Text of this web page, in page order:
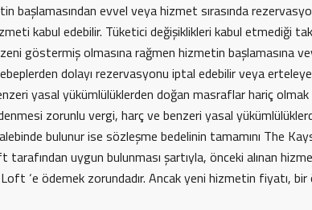
evvel veya hizmet sırasında
kabul edebilir. Tüketici değişiklikleri kabul etmediği
göstermiş olmasına rağmen hizmetin başlamasına
dolayı rezervasyonu iptal edebilir veya
yasal yükümlülüklerden doğan masraflar hariç
zorunlu vergi, harç ve benzeri yasal
bulunur ise sözleşme bedelinin tamamını The
uygun bulunması şartıyla, önceki alınan
‘e ödemek zorundadır. Ancak yeni hizmetin fiyatı,